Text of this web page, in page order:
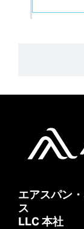
エアスパン
ス
LLC 本社